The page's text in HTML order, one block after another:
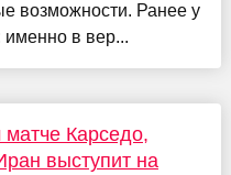
возможности. Ранее у
в вер...
Карседо,
выступит на